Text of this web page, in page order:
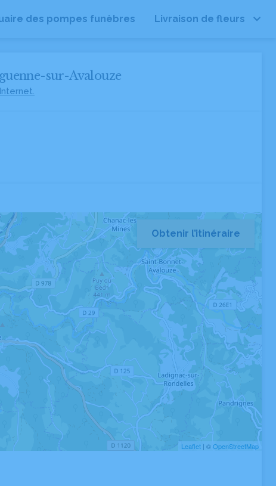
des pompes funèbres Livraison de fleurs
sur-Avalouze
Leaflet | ©OpenStreetMap
Obtenir l’itinéraire